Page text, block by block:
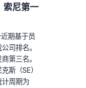
索尼第一
期基于员
司排名。
第三名。
斯（SE）
周期为